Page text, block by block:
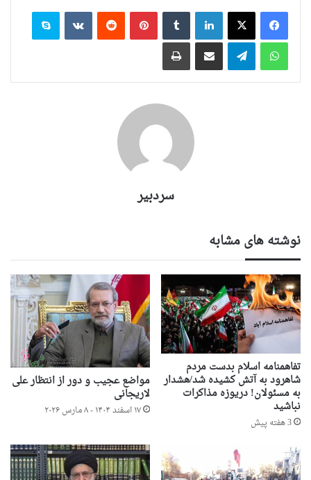
لینکدین ‫تامبلر ‫پین‌ترست‫رددیت ‫VKontakteاسکایپ
واتس آپ
تلگرام اشتراک گذاری از طریق ایمیل چاپ
سردبیر
نوشته های مشابه
تفاهمنامه اسلام بدست مردم
شاهرود به آتش کشیده شد/هشدار
به مسئولان! دریوزه مذاکرات
نباشید
3 هفته پیش
مواضع عجیب و دور از انتظار علی
لاریجانی
۱۷ اسفند ۱۴۰۴ - ۸ مارس ۲۰۲۶